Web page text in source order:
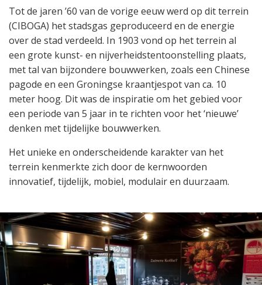
Tot de jaren ’60 van de vorige eeuw werd op dit terrein
(CIBOGA) het stadsgas geproduceerd en de energie
over de stad verdeeld. In 1903 vond op het terrein al
een grote kunst- en nijverheidstentoonstelling plaats,
met tal van bijzondere bouwwerken, zoals een Chinese
pagode en een Groningse kraantjespot van ca. 10
meter hoog. Dit was de inspiratie om het gebied voor
een periode van 5 jaar in te richten voor het ‘nieuwe’
denken met tijdelijke bouwwerken.
Het unieke en onderscheidende karakter van het
terrein kenmerkte zich door de kernwoorden
innovatief, tijdelijk, mobiel, modulair en duurzaam.